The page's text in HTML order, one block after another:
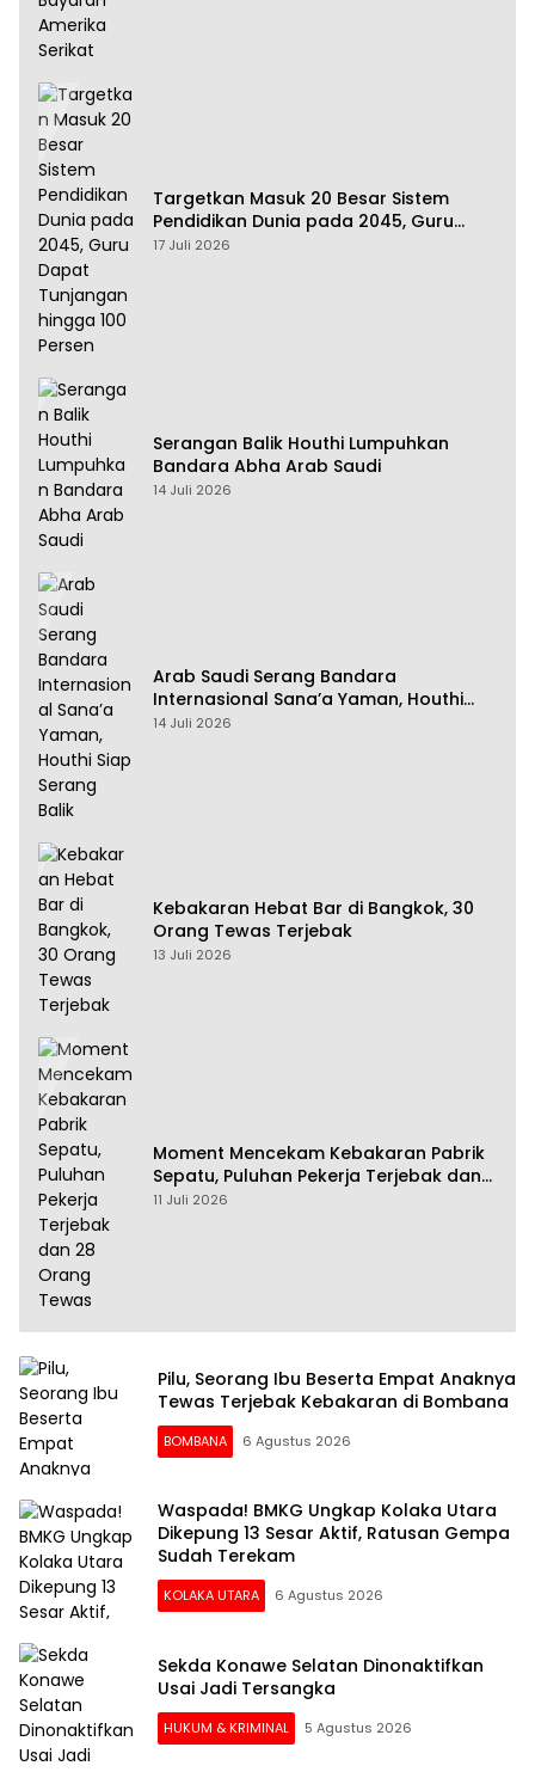
Targetkan Masuk 20 Besar Sistem
Pendidikan Dunia pada 2045, Guru
Dapat Tunjangan hingga 100 Persen
17 Juli 2026
Serangan Balik Houthi Lumpuhkan
Bandara Abha Arab Saudi
14 Juli 2026
Arab Saudi Serang Bandara
Internasional Sana’a Yaman, Houthi
Siap Serang Balik
14 Juli 2026
Kebakaran Hebat Bar di Bangkok, 30
Orang Tewas Terjebak
13 Juli 2026
Moment Mencekam Kebakaran Pabrik
Sepatu, Puluhan Pekerja Terjebak dan
28 Orang Tewas
11 Juli 2026
Pilu, Seorang Ibu Beserta Empat Anaknya
Tewas Terjebak Kebakaran di Bombana
BOMBANA 6 Agustus 2026
Waspada! BMKG Ungkap Kolaka Utara
Dikepung 13 Sesar Aktif, Ratusan Gempa
Sudah Terekam
KOLAKA UTARA 6 Agustus 2026
Sekda Konawe Selatan Dinonaktifkan
Usai Jadi Tersangka
HUKUM & KRIMINAL 5 Agustus 2026